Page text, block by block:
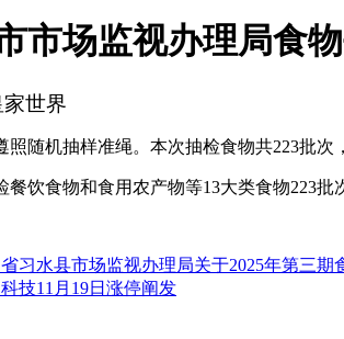
市场监视办理局食
家世界
机抽样准绳。本次抽检食物共223批次
食物和食用农产物等13大类食物223批
习水县市场监视办理局关于2025年第三期
技11月19日涨停阐发